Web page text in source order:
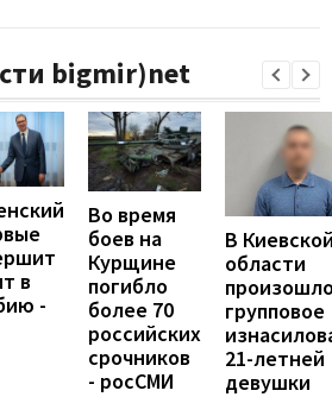
bigmir)net
в
-
Во время
боев на
Курщине
погибло
более 70
российских
срочников
- росСМИ
В
области
групповое
21-летней
девушки